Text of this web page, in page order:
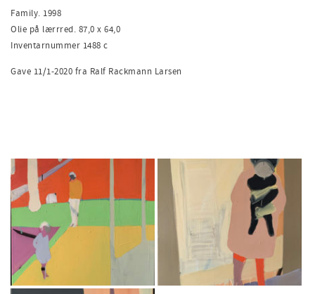
Family. 1998
Olie på lærrred. 87,0 x 64,0
Inventarnummer 1488 c
Gave 11/1-2020 fra Ralf Rackmann Larsen